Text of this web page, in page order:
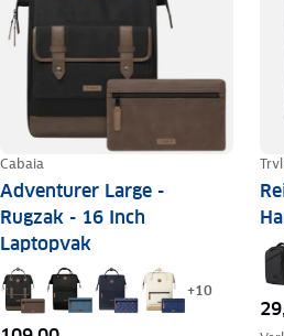
Cabaia
Adventurer Large -
Rugzak - 16 Inch
Laptopvak
+10